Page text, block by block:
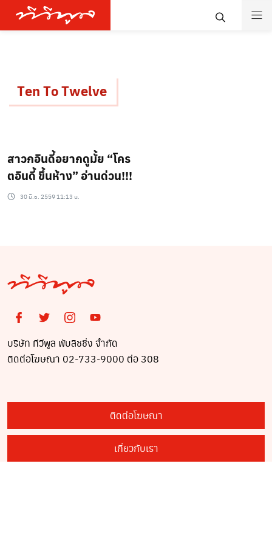
Ten To Twelve
สาวกอินดี้อยากดูมั้ย “โคร
ตอินดี้ ขึ้นห้าง” อ่านด่วน!!!
30 มิ.ย. 2559 11:13 น.
บริษัท ทีวีพูล พับลิชชิ่ง จำกัด
ติดต่อโฆษณา 02-733-9000 ต่อ 308
ติดต่อโฆษณา
เกี่ยวกับเรา